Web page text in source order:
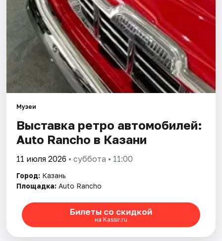
Рейтинги
Музеи
Выставка ретро автомобилей:
Auto Rancho в Казани
11 июля 2026 • суббота • 11:00
Город: Казань
Площадка: Auto Rancho
Билеты со скидкой
на Kassir.ru